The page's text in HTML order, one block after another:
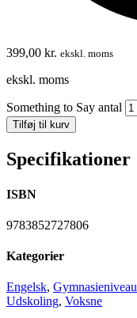
399,00 kr. ekskl. moms
ekskl. moms
Something to Say antal
Tilføj til kurv
Specifikationer
ISBN
9783852727806
Kategorier
Engelsk, Gymnasieniveau
Udskoling, Voksne